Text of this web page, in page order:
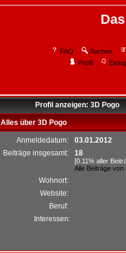
FAQ Suchen
Profil
Profil anzeigen: 3D Pogo
Alles über 3D Pogo
Anmeldedatum:
03.01.2012
Beiträge insgesamt:
18
[0.11% aller
Alle Beiträge von
Wohnort:
Website:
Beruf:
Interessen: